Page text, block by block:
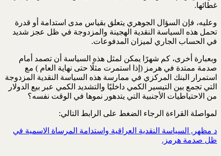
غطائها.‏
وعليه، فإن السؤال الجوهري يتعلق بقياس مدى استدامة أو قدرة
تحمل هذه السياسة النقدية الهجينة ‏والمزدوجة في ظل عجز شديد
في الحساب الجاري لميزان المدفوعات.‏
وبعبارة أخرى، كم شهرًا يمكن لمثل هذه السياسة أن تصمد أمام
صدمة ممتدة في هرمز (إذا استمرت مثلًا ‏حتى نهاية العام ) مع
استمرار البنك المركزي في ممارسة هذه السياسة النقدية المزدوجة
التي تجمع بين ‏التيسير الكمي داخليًا والتشديد الكمي عبر بيع الدولار
من الاحتياطيات الأجنبية التي يتدهور نموها في الوقت ‏نفسه؟
لمواصلة القراءة الرجاء الضغط على الرابط التالي:
د مظهر, السياسة النقدية العراقية واستدامة المرساة الاسمية في
ظل صدمة هرمز.‏‏‏